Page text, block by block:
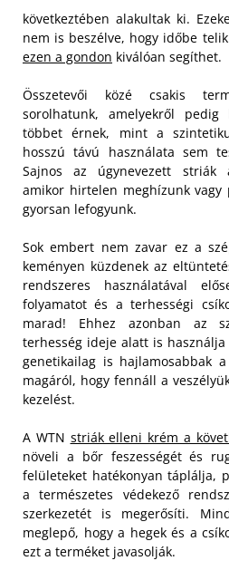
következtében alakultak ki.
nem is beszélve, hogy időbe
ezen a gondon kiválóan segíthet.
Összetevői közé csakis
sorolhatunk, amelyekről pedig
többet érnek, mint a
hosszú távú használata sem
Sajnos az úgynevezett striák
amikor hirtelen meghízunk
gyorsan lefogyunk.
Sok embert nem zavar ez a
keményen küzdenek az
rendszeres használatával
folyamatot és a terhességi
marad! Ehhez azonban az
terhesség ideje alatt is használja
genetikailag is hajlamosabbak
magáról, hogy fennáll a
kezelést.
A WTN striák elleni krém a
növeli a bőr feszességét és
felületeket hatékonyan táplálja,
a természetes védekező
szerkezetét is megerősíti.
meglepő, hogy a hegek és a
ezt a terméket javasolják.